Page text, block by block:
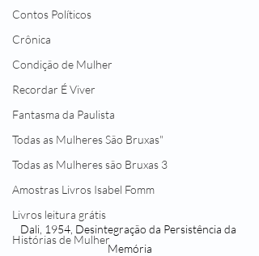
Contos Políticos
Crônica
Condição de Mulher
Recordar É Viver
Fantasma da Paulista
Todas as Mulheres São Bruxas"
Todas as Mulheres são Bruxas 3
Amostras Livros Isabel Fomm
Livros leitura grátis
Histórias de Mulher
Dali, 1954, Desintegração da Persistência da
Memória